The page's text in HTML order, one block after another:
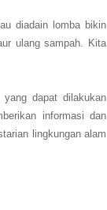
diadain lomba bikin
ulang sampah. Kita
yang dapat dilakukan
informasi dan
lingkungan alam